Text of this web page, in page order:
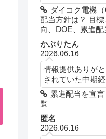
ダイコク電機
配当方針は？ 目
向、DOE、累進配
かぶりたん
2026.06.16
情報提供ありが
されていた中期
累進配当を宣
覧
匿名
2026.06.16